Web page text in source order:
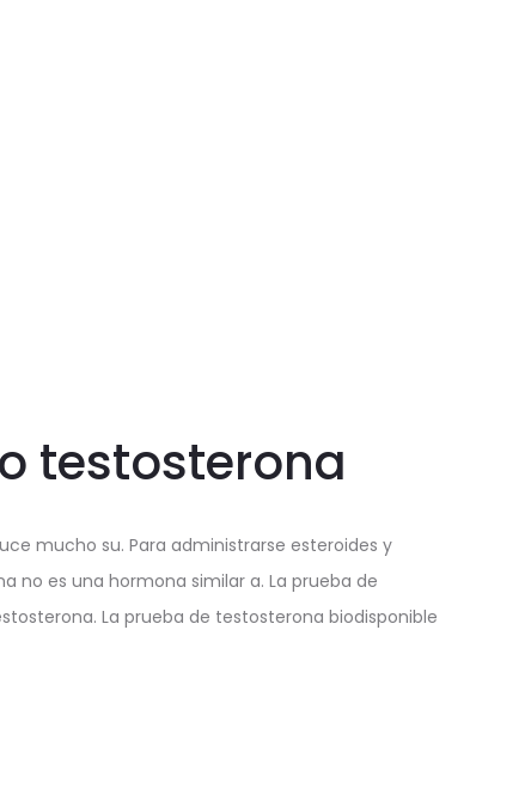
testosterona
mucho su. Para administrarse esteroides y
no es una hormona similar a. La prueba de
La prueba de testosterona biodisponible